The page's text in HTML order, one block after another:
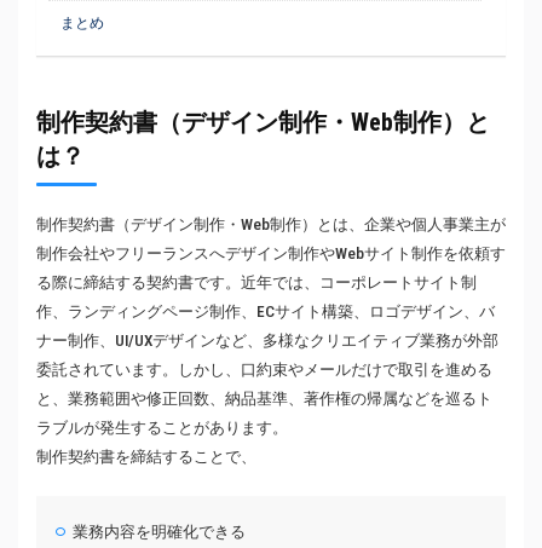
まとめ
制作契約書（デザイン制作・Web制作）と
は？
制作契約書（デザイン制作・Web制作）とは、企業や個人事業主が
制作会社やフリーランスへデザイン制作やWebサイト制作を依頼す
る際に締結する契約書です。近年では、コーポレートサイト制
作、ランディングページ制作、ECサイト構築、ロゴデザイン、バ
ナー制作、UI/UXデザインなど、多様なクリエイティブ業務が外部
委託されています。しかし、口約束やメールだけで取引を進める
と、業務範囲や修正回数、納品基準、著作権の帰属などを巡るト
ラブルが発生することがあります。
制作契約書を締結することで、
業務内容を明確化できる